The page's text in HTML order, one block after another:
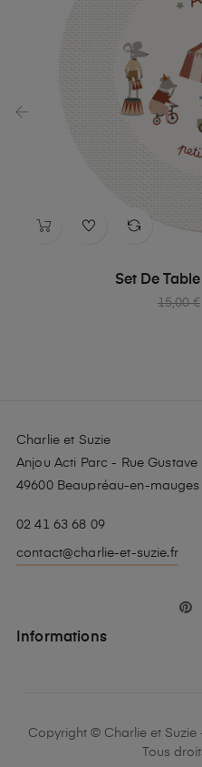
Set De
Prix
15,00 €
Charlie et Suzie
Anjou Acti Parc - Rue Gustave
49600 Beaupréau-en-mauges
02 41 63 68 09
contact@charlie-et-suzie.fr
Informations
Copyright © Charlie et
Tous